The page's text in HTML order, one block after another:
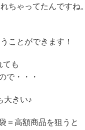
ちゃってたんですね。
ことができます！
ても
で・・・
大きい♪
＝高額商品を狙うと